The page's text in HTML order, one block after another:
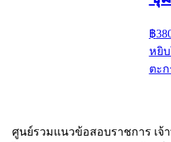
฿
หยิ
ตะก
ศูนย์รวมแนวข้อสอบราชการ เจ้